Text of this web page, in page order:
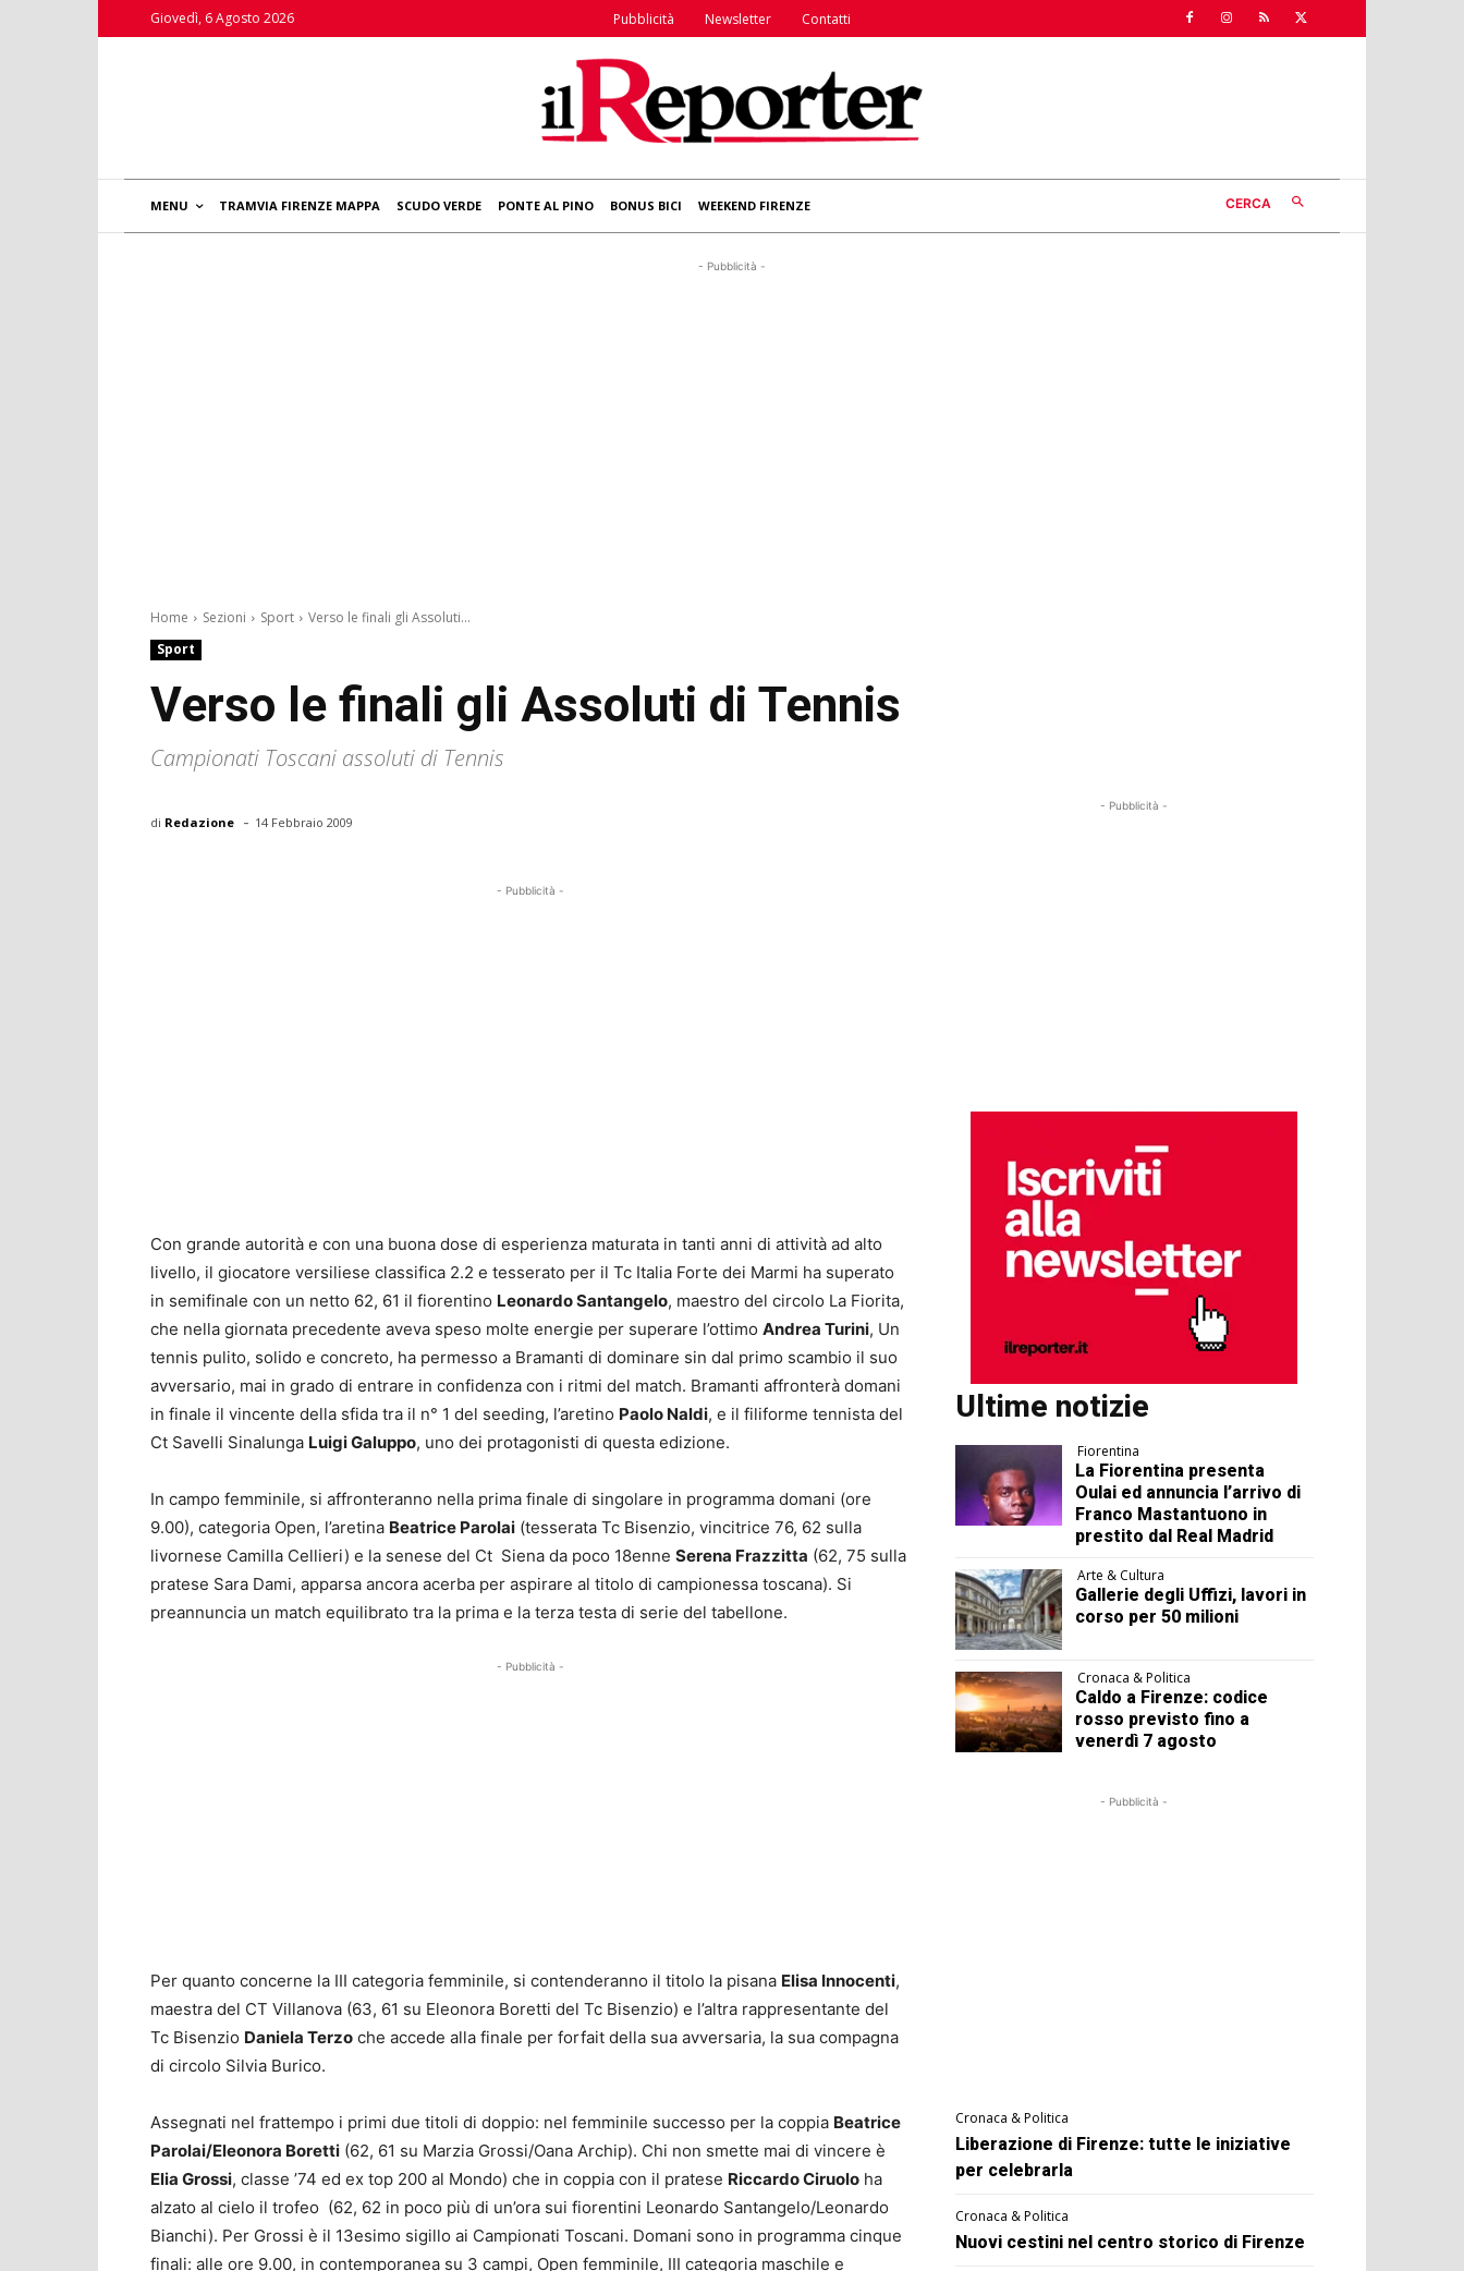
Giovedì, 6 Agosto 2026 Pubblicità Newsletter Contatti
MENU TRAMVIA FIRENZE MAPPA SCUDO VERDE PONTE AL PINO BONUS BICI WEEKEND FIRENZE CERCA
- Pubblicità -
Home Sezioni Sport
Verso le finali gli Assoluti...
Sport
Verso le finali gli Assoluti di Tennis
Campionati Toscani assoluti di Tennis
di Redazione - 14 Febbraio 2009
- Pubblicità -
Con grande autorità e con una buona dose di esperienza maturata in tanti anni di attività ad alto
livello, il giocatore versiliese classifica 2.2 e tesserato per il Tc Italia Forte dei Marmi ha superato
in semifinale con un netto 62, 61 il fiorentino Leonardo Santangelo, maestro del circolo La Fiorita,
che nella giornata precedente aveva speso molte energie per superare l’ottimo Andrea Turini, Un
tennis pulito, solido e concreto, ha permesso a Bramanti di dominare sin dal primo scambio il suo
avversario, mai in grado di entrare in confidenza con i ritmi del match. Bramanti affronterà domani
in finale il vincente della sfida tra il n° 1 del seeding, l’aretino Paolo Naldi, e il filiforme tennista del
Ct Savelli Sinalunga Luigi Galuppo, uno dei protagonisti di questa edizione.
In campo femminile, si affronteranno nella prima finale di singolare in programma domani (ore
9.00), categoria Open, l’aretina Beatrice Parolai (tesserata Tc Bisenzio, vincitrice 76, 62 sulla
livornese Camilla Cellieri) e la senese del Ct Siena da poco 18enne Serena Frazzitta (62, 75 sulla
pratese Sara Dami, apparsa ancora acerba per aspirare al titolo di campionessa toscana). Si
preannuncia un match equilibrato tra la prima e la terza testa di serie del tabellone.
- Pubblicità -
Per quanto concerne la III categoria femminile, si contenderanno il titolo la pisana Elisa Innocenti,
maestra del CT Villanova (63, 61 su Eleonora Boretti del Tc Bisenzio) e l’altra rappresentante del
Tc Bisenzio Daniela Terzo che accede alla finale per forfait della sua avversaria, la sua compagna
di circolo Silvia Burico.
Assegnati nel frattempo i primi due titoli di doppio: nel femminile successo per la coppia Beatrice
Parolai/Eleonora Boretti (62, 61 su Marzia Grossi/Oana Archip). Chi non smette mai di vincere è
Elia Grossi, classe ’74 ed ex top 200 al Mondo) che in coppia con il pratese Riccardo Ciruolo ha
alzato al cielo il trofeo (62, 62 in poco più di un’ora sui fiorentini Leonardo Santangelo/Leonardo
Bianchi). Per Grossi è il 13esimo sigillo ai Campionati Toscani. Domani sono in programma cinque
finali: alle ore 9.00, in contemporanea su 3 campi, Open femminile, III categoria maschile e
- Pubblicità -
Ultime notizie
Fiorentina
La Fiorentina presenta
Oulai ed annuncia l’arrivo di
Franco Mastantuono in
prestito dal Real Madrid
Arte & Cultura
Gallerie degli Uffizi, lavori in
corso per 50 milioni
Cronaca & Politica
Caldo a Firenze: codice
rosso previsto fino a
venerdì 7 agosto
- Pubblicità -
Cronaca & Politica
Liberazione di Firenze: tutte le iniziative
per celebrarla
Cronaca & Politica
Nuovi cestini nel centro storico di Firenze